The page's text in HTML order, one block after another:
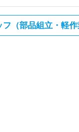
フ（部品組立・軽